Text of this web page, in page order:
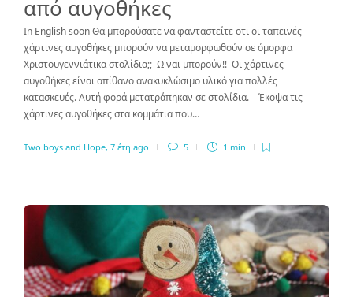
από αυγοθήκες
In English soon Θα μπορούσατε να φανταστείτε οτι οι ταπεινές
χάρτινες αυγοθήκες μπορούν να μεταμορφωθούν σε όμορφα
Χριστουγεννιάτικα στολίδια;; Ω ναι μπορούν!! Οι χάρτινες
αυγοθήκες είναι απίθανο ανακυκλώσιμο υλικό για πολλές
κατασκευές. Aυτή φορά μετατράπηκαν σε στολίδια. Έκοψα τις
χάρτινες αυγοθήκες στα κομμάτια που…
Two boys and Hope, 7 έτη ago 5 1 min